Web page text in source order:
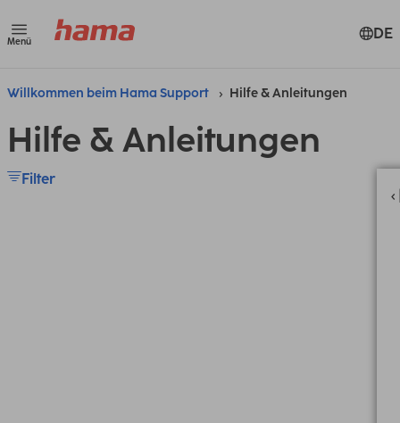
Menü DE
Willkommen beim Hama Support Hilfe & Anleitungen
Hilfe & Anleitungen
Filter